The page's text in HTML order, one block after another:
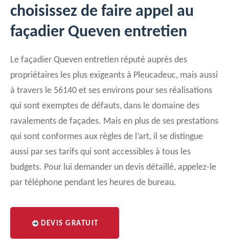
choisissez de faire appel au
façadier Queven entretien
Le façadier Queven entretien réputé auprès des
propriétaires les plus exigeants à Pleucadeuc, mais aussi
à travers le 56140 et ses environs pour ses réalisations
qui sont exemptes de défauts, dans le domaine des
ravalements de façades. Mais en plus de ses prestations
qui sont conformes aux règles de l’art, il se distingue
aussi par ses tarifs qui sont accessibles à tous les
budgets. Pour lui demander un devis détaillé, appelez-le
par téléphone pendant les heures de bureau.
DEVIS GRATUIT